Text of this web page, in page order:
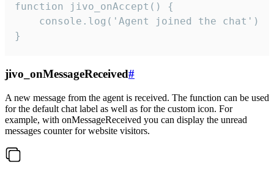
function jivo_onAccept() {
}
jivo_onMessageReceived#
A new message from the agent is received. The function can be used
for the default chat label as well as for the custom icon. For
example, with onMessageReceived you can display the unread
messages counter for website visitors.